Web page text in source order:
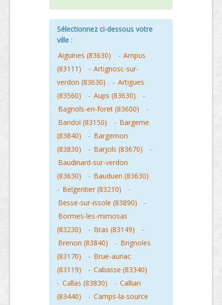
Sélectionnez ci-dessous votre
ville :
Aiguines (83630)
- Ampus
(83111)
- Artignosc-sur-
verdon (83630)
- Artigues
(83560)
- Aups (83630)
-
Bagnols-en-foret (83600)
-
Bandol (83150)
- Bargeme
(83840)
- Bargemon
(83830)
- Barjols (83670)
-
Baudinard-sur-verdon
(83630)
- Bauduen (83630)
- Belgentier (83210)
-
Besse-sur-issole (83890)
-
Bormes-les-mimosas
(83230)
- Bras (83149)
-
Brenon (83840)
- Brignoles
(83170)
- Brue-auriac
(83119)
- Cabasse (83340)
- Callas (83830) - Callian
(83440)
- Camps-la-source